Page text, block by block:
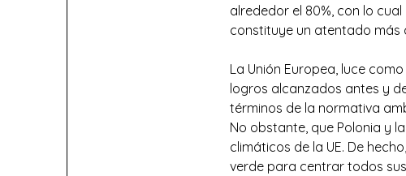
alrededor el 80%, con lo
constituye un atentado más
La Unión Europea, luce
logros alcanzados antes y
términos de la normativa
No obstante, que Polonia y
climáticos de la UE. De
verde para centrar todos sus